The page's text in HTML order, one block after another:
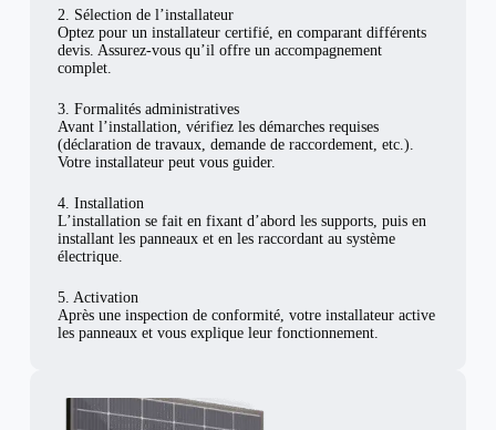
2. Sélection de l’installateur
Optez pour un installateur certifié, en comparant différents
devis. Assurez-vous qu’il offre un accompagnement
complet.
3. Formalités administratives
Avant l’installation, vérifiez les démarches requises
(déclaration de travaux, demande de raccordement, etc.).
Votre installateur peut vous guider.
4. Installation
L’installation se fait en fixant d’abord les supports, puis en
installant les panneaux et en les raccordant au système
électrique.
5. Activation
Après une inspection de conformité, votre installateur active
les panneaux et vous explique leur fonctionnement.